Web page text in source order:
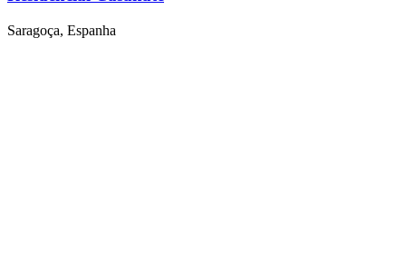
Saragoça, Espanha